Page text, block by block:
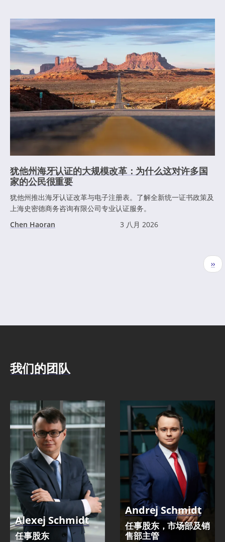
犹他州海牙认证的大规模改革：为什么这对许多国
家的公民很重要
犹他州推出海牙认证改革与电子注册表。了解全新统一证书政策及
上海史密德商务咨询有限公司专业认证服务。
Chen Haoran
3 八月 2026
下
一
››
我们的团队
Alexej Schmidt
任事股东
Andrej Schmidt
任事股东，市场部及销
售部主管